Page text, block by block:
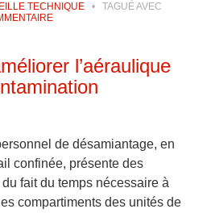
TECHNIQUE •
TAGUÉ AVEC
l’aéraulique
de désamiantage, en
confinée, présente des
fait du temps nécessaire à
compartiments des unités de